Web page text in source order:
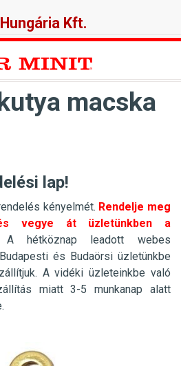
Kft.
macska
lap!
kényelmét. Rendelje meg
vegye át üzletünkben a
A hétköznap leadott webes
és Budaörsi üzletünkbe
A vidéki üzleteinkbe való
miatt 3-5 munkanap alatt